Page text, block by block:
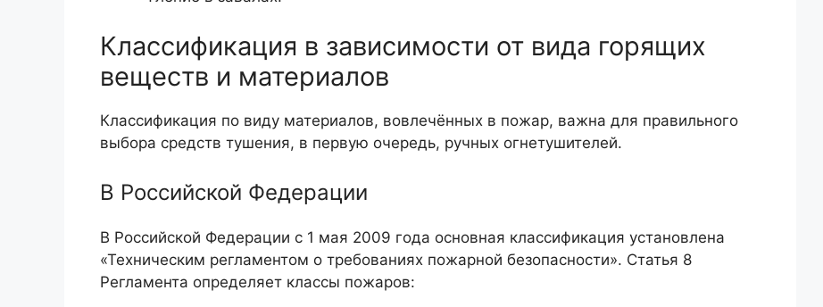
Классификация в зависимости от вида горящих
веществ и материалов
Классификация по виду материалов, вовлечённых в пожар, важна для правильного
выбора средств тушения, в первую очередь, ручных огнетушителей.
В Российской Федерации
В Российской Федерации с 1 мая 2009 года основная классификация установлена
«Техническим регламентом о требованиях пожарной безопасности». Статья 8
Регламента определяет классы пожаров: